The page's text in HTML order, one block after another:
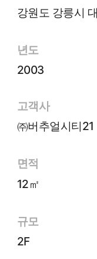
강원도 강릉시
년도
2003
고객사
㈜버추얼시티21
면적
12㎡
규모
2F